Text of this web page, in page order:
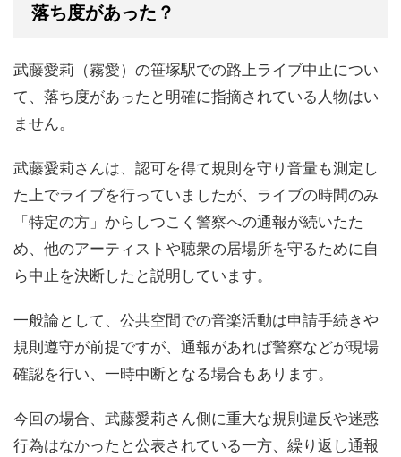
落ち度があった？
武藤愛莉（霧愛）の笹塚駅での路上ライブ中止につい
て、落ち度があったと明確に指摘されている人物はい
ません。
武藤愛莉さんは、認可を得て規則を守り音量も測定し
た上でライブを行っていましたが、ライブの時間のみ
「特定の方」からしつこく警察への通報が続いたた
め、他のアーティストや聴衆の居場所を守るために自
ら中止を決断したと説明しています。
一般論として、公共空間での音楽活動は申請手続きや
規則遵守が前提ですが、通報があれば警察などが現場
確認を行い、一時中断となる場合もあります。
今回の場合、武藤愛莉さん側に重大な規則違反や迷惑
行為はなかったと公表されている一方、繰り返し通報